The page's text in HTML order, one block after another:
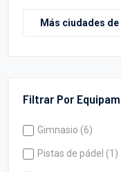
Filtrar Por
Gimnasio (6)
Pistas de pádel (1)